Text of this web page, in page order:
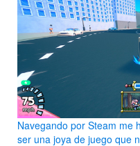
Navegando por Steam me
ser una joya de juego que